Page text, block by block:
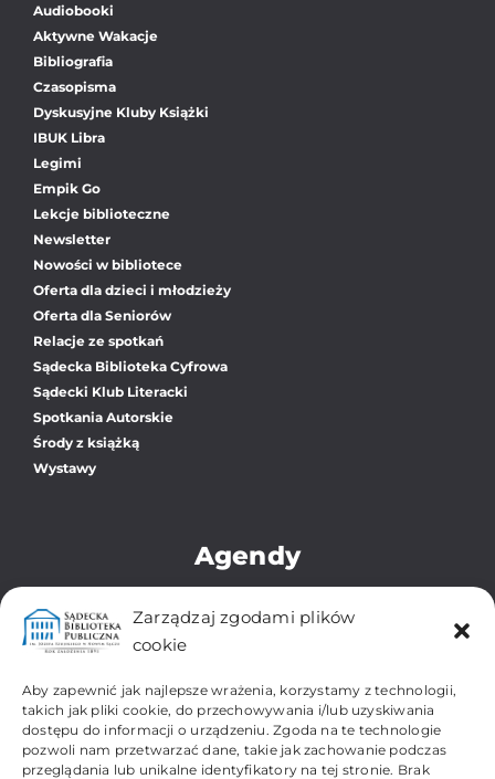
Zarządzaj zgodami plików
cookie
Aby zapewnić jak najlepsze wrażenia, korzystamy z technologii,
takich jak pliki cookie, do przechowywania i/lub uzyskiwania
dostępu do informacji o urządzeniu. Zgoda na te technologie
pozwoli nam przetwarzać dane, takie jak zachowanie podczas
przeglądania lub unikalne identyfikatory na tej stronie. Brak
Audiobooki
Aktywne Wakacje
Bibliografia
Czasopisma
Dyskusyjne Kluby Książki
IBUK Libra
Legimi
Empik Go
Lekcje biblioteczne
Newsletter
Nowości w bibliotece
Oferta dla dzieci i młodzieży
Oferta dla Seniorów
Relacje ze spotkań
Sądecka Biblioteka Cyfrowa
Sądecki Klub Literacki
Spotkania Autorskie
Środy z książką
Wystawy
Agendy
Oddział dla Dzieci i Młodzieży
Zbiory Regionalne i Zabytkowe
Filia Os. Gorzków-Wojska Polskiego
Filia Os. Kochanowskiego
Filia Os. Millenium